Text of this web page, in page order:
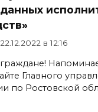
22.12.2022 в 12:16
Главного
по Ростовской